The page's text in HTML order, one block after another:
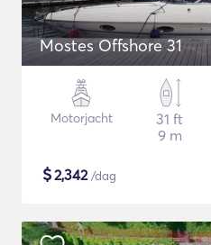
Mostes Offshore 31
Motorjacht
31 ft
9 m
$2,342/dag